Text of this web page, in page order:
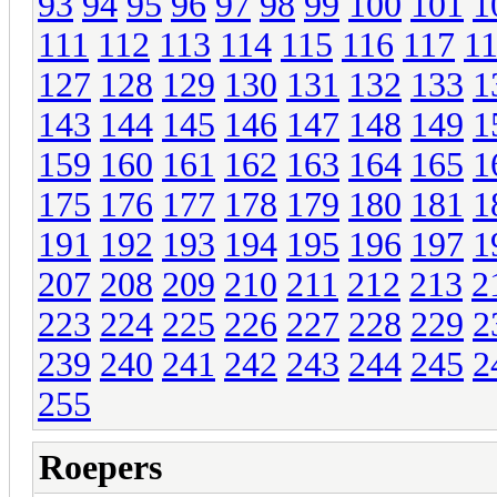
111 112 113 114 115 116 117
127 128 129 130 131 132 133
143 144 145 146 147 148 149
159 160 161 162 163 164 165
175 176 177 178 179 180 181
191 192 193 194 195 196 197
207 208 209 210 211 212 213
223 224 225 226 227 228 229
239 240 241 242 243 244 245
255
Roepers